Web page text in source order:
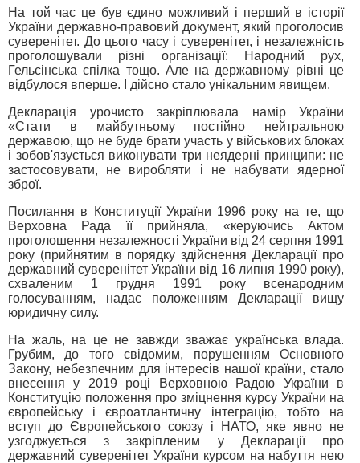
На той час це був єдино можливий і перший в історії
України державно-правовий документ, який проголосив
суверенітет. До цього часу і суверенітет, і незалежність
проголошували різні організації: Народний рух,
Гельсінська спілка тощо. Але на державному рівні це
відбулося вперше. І дійсно стало унікальним явищем.
Декларація урочисто закріплювала намір України
«Стати в майбутньому постійно нейтральною
державою, що не буде брати участь у військових блоках
і зобов'язується виконувати три неядерні принципи: не
застосовувати, не виробляти і не набувати ядерної
зброї.
Посилання в Конституції України 1996 року на те, що
Верховна Рада її прийняла, «керуючись Актом
проголошення незалежності України від 24 серпня 1991
року (прийнятим в порядку здійснення Декларації про
державний суверенітет України від 16 липня 1990 року),
схваленим 1 грудня 1991 року всенародним
голосуванням, надає положенням Декларації вищу
юридичну силу.
На жаль, на це не завжди зважає українська влада.
Грубим, до того свідомим, порушенням Основного
Закону, небезпечним для інтересів нашої країни, стало
внесення у 2019 році Верховною Радою України в
Конституцію положення про зміцнення курсу України на
європейську і євроатлантичну інтеграцію, тобто на
вступ до Європейського союзу і НАТО, яке явно не
узгоджується з закріпленим у Декларації про
державний суверенітет України курсом на набуття нею